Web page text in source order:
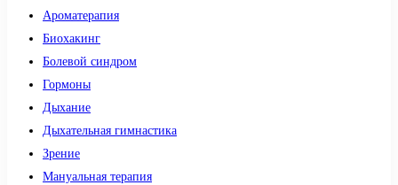
Ароматерапия
Биохакинг
Болевой синдром
Гормоны
Дыхание
Дыхательная гимнастика
Зрение
Мануальная терапия